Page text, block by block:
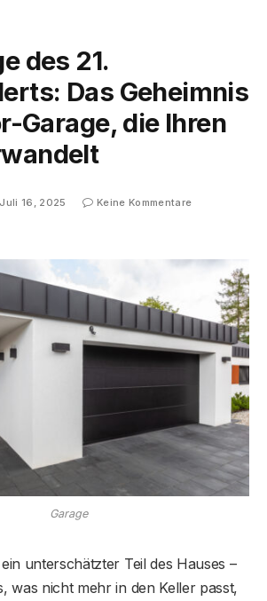
des 21.
Das Geheimnis
Garage, die Ihren
Juli 16, 2025
Keine Kommentare
Garage
unterschätzter Teil des Hauses –
was nicht mehr in den Keller passt,